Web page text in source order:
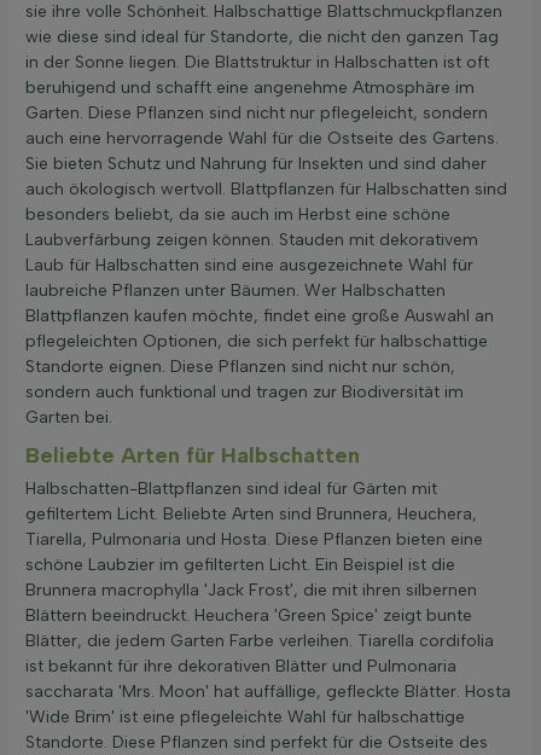
sie ihre volle Schönheit. Halbschattige Blattschmuckpflanzen
wie diese sind ideal für Standorte, die nicht den ganzen Tag
in der Sonne liegen. Die Blattstruktur in Halbschatten ist oft
beruhigend und schafft eine angenehme Atmosphäre im
Garten. Diese Pflanzen sind nicht nur pflegeleicht, sondern
auch eine hervorragende Wahl für die Ostseite des Gartens.
Sie bieten Schutz und Nahrung für Insekten und sind daher
auch ökologisch wertvoll. Blattpflanzen für Halbschatten sind
besonders beliebt, da sie auch im Herbst eine schöne
Laubverfärbung zeigen können. Stauden mit dekorativem
Laub für Halbschatten sind eine ausgezeichnete Wahl für
laubreiche Pflanzen unter Bäumen. Wer Halbschatten
Blattpflanzen kaufen möchte, findet eine große Auswahl an
pflegeleichten Optionen, die sich perfekt für halbschattige
Standorte eignen. Diese Pflanzen sind nicht nur schön,
sondern auch funktional und tragen zur Biodiversität im
Garten bei.
Beliebte Arten für Halbschatten
Halbschatten-Blattpflanzen sind ideal für Gärten mit
gefiltertem Licht. Beliebte Arten sind Brunnera, Heuchera,
Tiarella, Pulmonaria und Hosta. Diese Pflanzen bieten eine
schöne Laubzier im gefilterten Licht. Ein Beispiel ist die
Brunnera macrophylla 'Jack Frost', die mit ihren silbernen
Blättern beeindruckt. Heuchera 'Green Spice' zeigt bunte
Blätter, die jedem Garten Farbe verleihen. Tiarella cordifolia
ist bekannt für ihre dekorativen Blätter und Pulmonaria
saccharata 'Mrs. Moon' hat auffällige, gefleckte Blätter. Hosta
'Wide Brim' ist eine pflegeleichte Wahl für halbschattige
Standorte. Diese Pflanzen sind perfekt für die Ostseite des